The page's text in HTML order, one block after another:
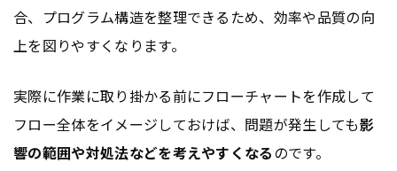
合、プログラム構造を整理できるため、効率や品質の向
上を図りやすくなります。
実際に作業に取り掛かる前にフローチャートを作成して
フロー全体をイメージしておけば、問題が発生しても影
響の範囲や対処法などを考えやすくなるのです。